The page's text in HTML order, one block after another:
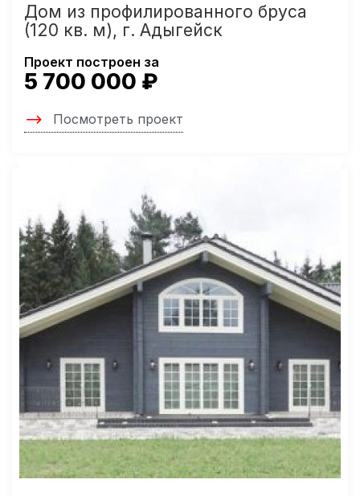
Дом из профилированного бруса
(120 кв. м), г. Адыгейск
Проект построен за
5 700 000 ₽
Посмотреть проект